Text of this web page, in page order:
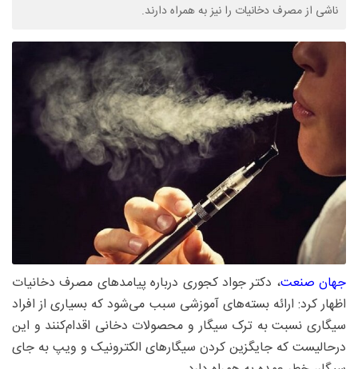
ناشی از مصرف دخانیات را نیز به همراه دارند.
جهان صنعت، دکتر جواد کجوری درباره پیامدهای مصرف دخانیات
اظهار کرد: ارائه بسته‌های آموزشی سبب می‌شود که بسیاری از افراد
سیگاری نسبت به ترک سیگار و محصولات دخانی اقدام‌کنند و این
درحالیست که جایگزین کردن سیگارهای الکترونیک و ویپ به جای